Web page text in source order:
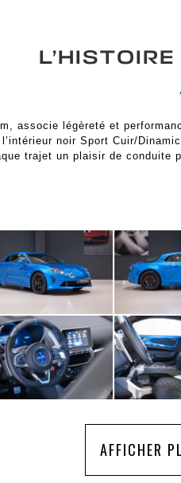
associe légèreté et
noir Sport Cuir/
trajet un plaisir de
AFFICHER